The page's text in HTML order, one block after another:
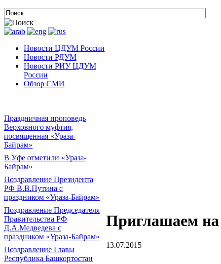
Новости ЦДУМ России
Новости РДУМ
Новости РИУ ЦДУМ
России
Обзор СМИ
Праздничная проповедь
Верховного муфтия,
посвященная «Ураза-
Байрам»
В Уфе отметили «Ураза-
Байрам»
Поздравление Президента
РФ В.В.Путина с
праздником «Ураза-Байрам»
Поздравление Председателя
Правительства РФ
Д.А.Медведева с
праздником «Ураза-Байрам»
Поздравление Главы
Республика Башкортостан
Приглашаем на
13.07.2015